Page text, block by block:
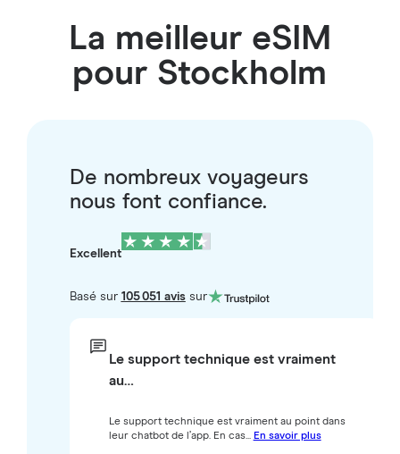
La meilleur eSIM
pour Stockholm
De nombreux voyageurs
nous font confiance.
Excellent
Basé sur 105 051 avissur
Le support technique est vraiment
au…
Le support technique est vraiment au point dans
leur chatbot de l’app. En cas... En savoir plus